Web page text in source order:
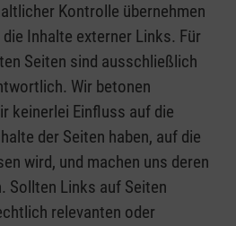
Kontrolle übernehmen
Inhalte externer Links. Für
Seiten sind ausschließlich
Wir betonen
keinerlei Einfluss auf die
der Seiten haben, auf die
wird, und machen uns deren
Sollten Links auf Seiten
relevanten oder